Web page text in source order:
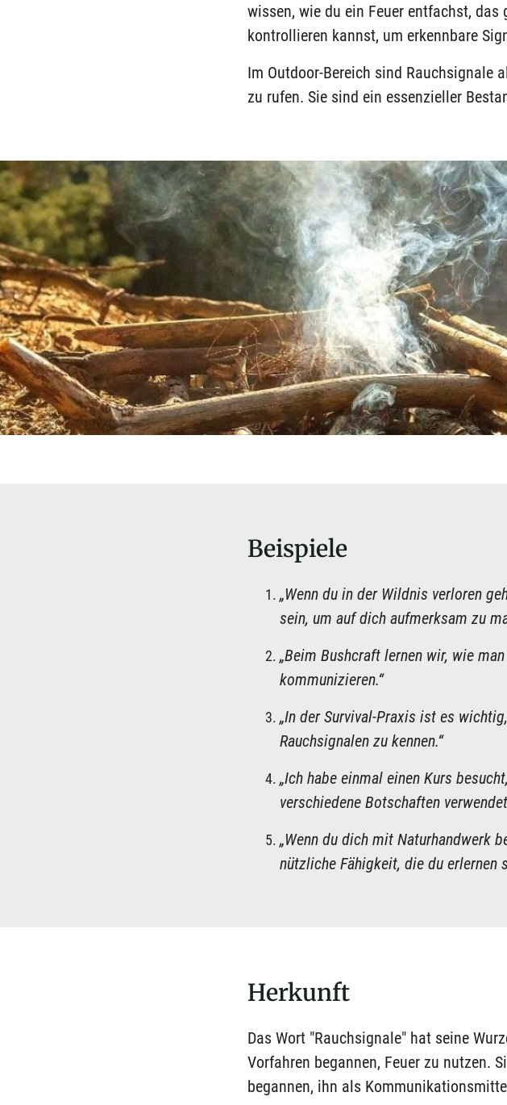
wissen, wie du ein Feuer entfachst, das
kontrollieren kannst, um erkennbare
Im Outdoor-Bereich sind Rauchsignale
zu rufen. Sie sind ein essenzieller
Beispiele
„Wenn du in der Wildnis verloren
sein, um auf dich aufmerksam zu
„Beim Bushcraft lernen wir, wie
kommunizieren.“
„In der Survival-Praxis ist es
Rauchsignalen zu kennen.“
„Ich habe einmal einen Kurs
verschiedene Botschaften
„Wenn du dich mit Naturhandwerk
nützliche Fähigkeit, die du erlernen
Herkunft
Das Wort "Rauchsignale" hat seine
Vorfahren begannen, Feuer zu nutzen.
begannen, ihn als